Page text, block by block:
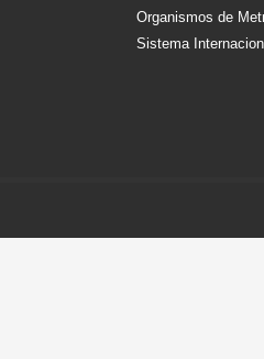
Organismos de
Sistema